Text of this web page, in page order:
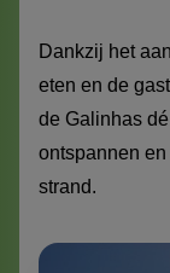
Dankzij het
eten en de
de Galinhas
ontspannen
strand.